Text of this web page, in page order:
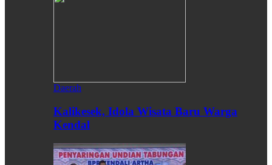
Daerah
Kalikesek, Idola Wisata Baru Warga
Kendal